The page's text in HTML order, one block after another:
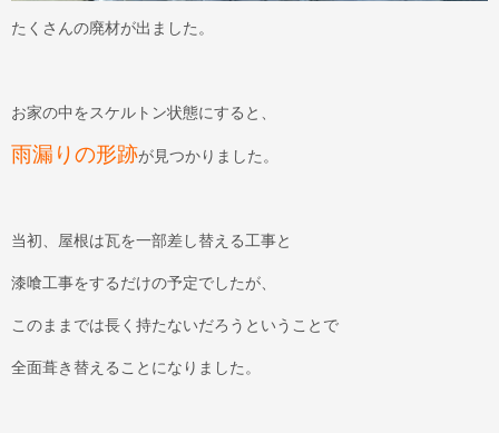
たくさんの廃材が出ました。
お家の中をスケルトン状態にすると、
雨漏りの形跡が見つかりました。
当初、屋根は瓦を一部差し替える工事と
漆喰工事をするだけの予定でしたが、
このままでは長く持たないだろうということで
全面葺き替えることになりました。